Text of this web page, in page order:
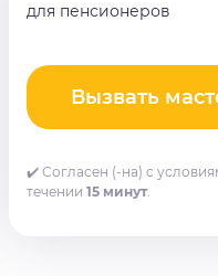
для пенсионеров
Вызвать
✔️ Согласен (-на) с
течении 15 минут.